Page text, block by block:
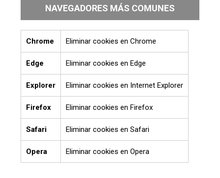
NAVEGADORES MÁS COMUNES
Chrome Eliminar cookies en Chrome
Edge Eliminar cookies en Edge
Explorer Eliminar cookies en Internet Explorer
Firefox Eliminar cookies en Firefox
Safari Eliminar cookies en Safari
Opera Eliminar cookies en Opera